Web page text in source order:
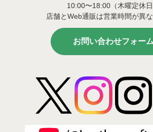
10:00〜18:00（木曜定休日
店舗とWeb通販は営業時間が異な
お問い合わせフォーム